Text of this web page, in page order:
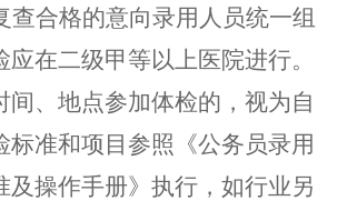
查合格的意向录用人员统一组
在二级甲等以上医院进行。
间、地点参加体检的， 视为 自
标准和项目参照《公务员录用
及操作手册》执行， 如行业另